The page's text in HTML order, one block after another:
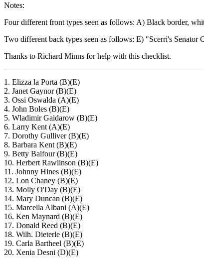
Notes:
Four different front types seen as follows: A) Black border,
Two different back types seen as follows: E) "Scerri's
Thanks to Richard Minns for help with this checklist.
1. Elizza la Porta (B)(E)
2. Janet Gaynor (B)(E)
3. Ossi Oswalda (A)(E)
4. John Boles (B)(E)
5. Wladimir Gaidarow (B)(E)
6. Larry Kent (A)(E)
7. Dorothy Gulliver (B)(E)
8. Barbara Kent (B)(E)
9. Betty Balfour (B)(E)
10. Herbert Rawlinson (B)(E)
11. Johnny Hines (B)(E)
12. Lon Chaney (B)(E)
13. Molly O'Day (B)(E)
14. Mary Duncan (B)(E)
15. Marcella Albani (A)(E)
16. Ken Maynard (B)(E)
17. Donald Reed (B)(E)
18. Wilh. Dieterle (B)(E)
19. Carla Bartheel (B)(E)
20. Xenia Desni (D)(E)